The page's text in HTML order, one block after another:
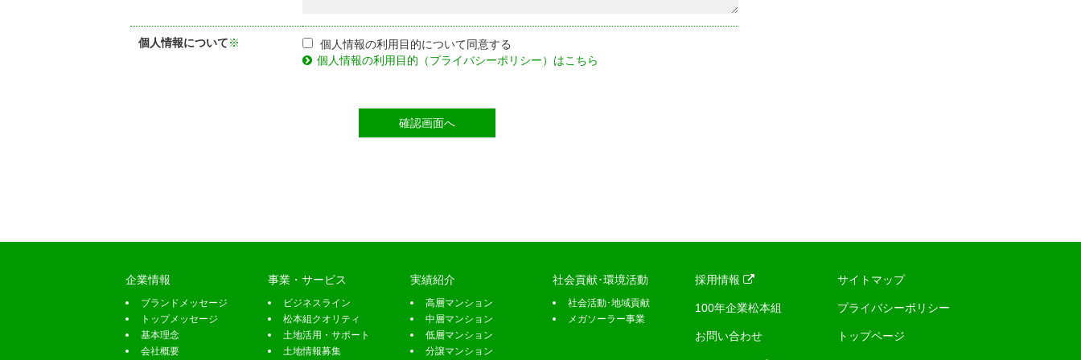
個人情報について※
個人情報の利用目的について同意する
個人情報の利用目的（プライバシーポリシー）はこちら
企業情報
ブランドメッセージ
トップメッセージ
基本理念
会社概要
事業・サービス
ビジネスライン
松本組クオリティ
土地活用・サポート
土地情報募集
実績紹介
高層マンション
中層マンション
低層マンション
分譲マンション
社会貢献･環境活動
社会活動･地域貢献
メガソーラー事業
採用情報
100年企業松本組
お問い合わせ
サイトマップ
プライバシーポリシー
トップページ